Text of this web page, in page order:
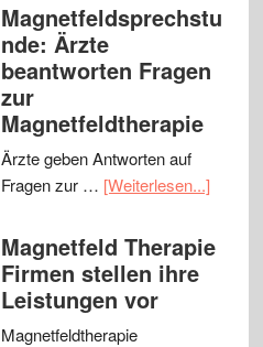
Magnetfeldsprechstu
nde: Ärzte
beantworten Fragen
zur
Magnetfeldtherapie
Ärzte geben Antworten auf
Fragen zur … [Weiterlesen...]
Magnetfeld Therapie
Firmen stellen ihre
Leistungen vor
Magnetfeldtherapie